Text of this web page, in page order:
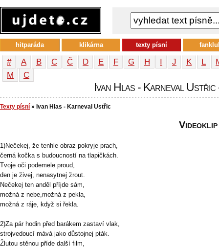
# A B C Č D E F G H I J K L
М
С
Ivan Hlas - Karneval Ustřic
Texty písní » Ivan Hlas - Karneval Ustřic
1)Nečekej, že tenhle obraz pokryje prach,
černá kočka s budoucností na tlapičkách.
Tvoje oči podemele proud,
den je živej, nenasytnej žrout.
Nečekej ten anděl příjde sám,
možná z nebe,možná z pekla,
možná z ráje, když si řekla.
2)Za pár hodin před barákem zastaví vlak,
strojvedoucí mává jako důstojnej pták.
Žlutou stěnou příde další film,
Videoklip
hitparáda klikárna texty písní